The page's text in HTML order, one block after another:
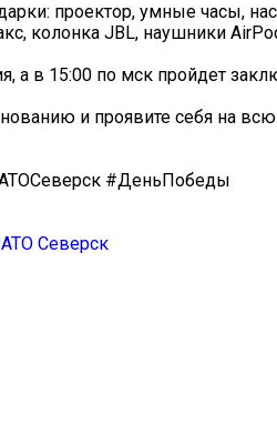
проектор, умные часы,
колонка JBL, наушники
а в 15:00 по мск пройдет
и проявите себя на всю
#ДеньПобеды
Северск